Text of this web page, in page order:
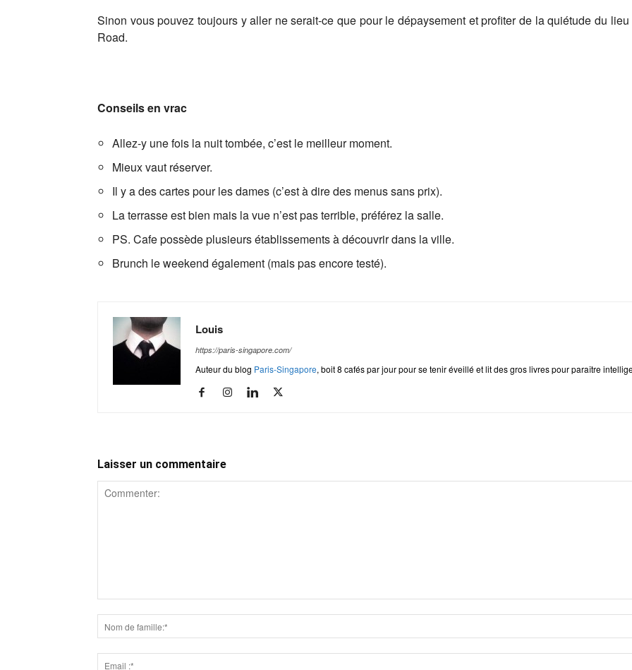
Sinon vous pouvez toujours y aller ne serait-ce que pour le dépaysement et profiter de la quiétude du
Road.
Conseils en vrac
Allez-y une fois la nuit tombée, c’est le meilleur moment.
Mieux vaut réserver.
Il y a des cartes pour les dames (c’est à dire des menus sans prix).
La terrasse est bien mais la vue n’est pas terrible, préférez la salle.
PS. Cafe possède plusieurs établissements à découvrir dans la ville.
Brunch le weekend également (mais pas encore testé).
Louis
https://paris-singapore.com/
Auteur du blog Paris-Singapore, boit 8 cafés par jour pour se tenir éveillé et lit des gros livres pour paraître
Laisser un commentaire